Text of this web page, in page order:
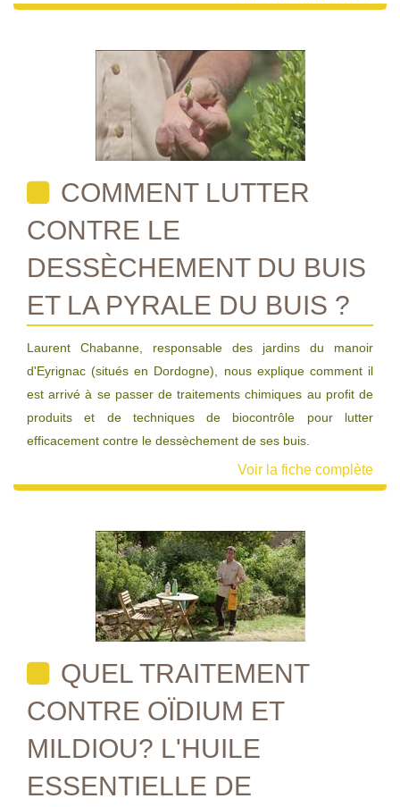
COMMENT LUTTER
CONTRE LE
DESSÈCHEMENT DU BUIS
ET LA PYRALE DU BUIS ?
Laurent Chabanne, responsable des jardins du manoir
d'Eyrignac (situés en Dordogne), nous explique comment il
est arrivé à se passer de traitements chimiques au profit de
produits et de techniques de biocontrôle pour lutter
efficacement contre le dessèchement de ses buis.
Voir la fiche complète
QUEL TRAITEMENT
CONTRE OÏDIUM ET
MILDIOU? L'HUILE
ESSENTIELLE DE